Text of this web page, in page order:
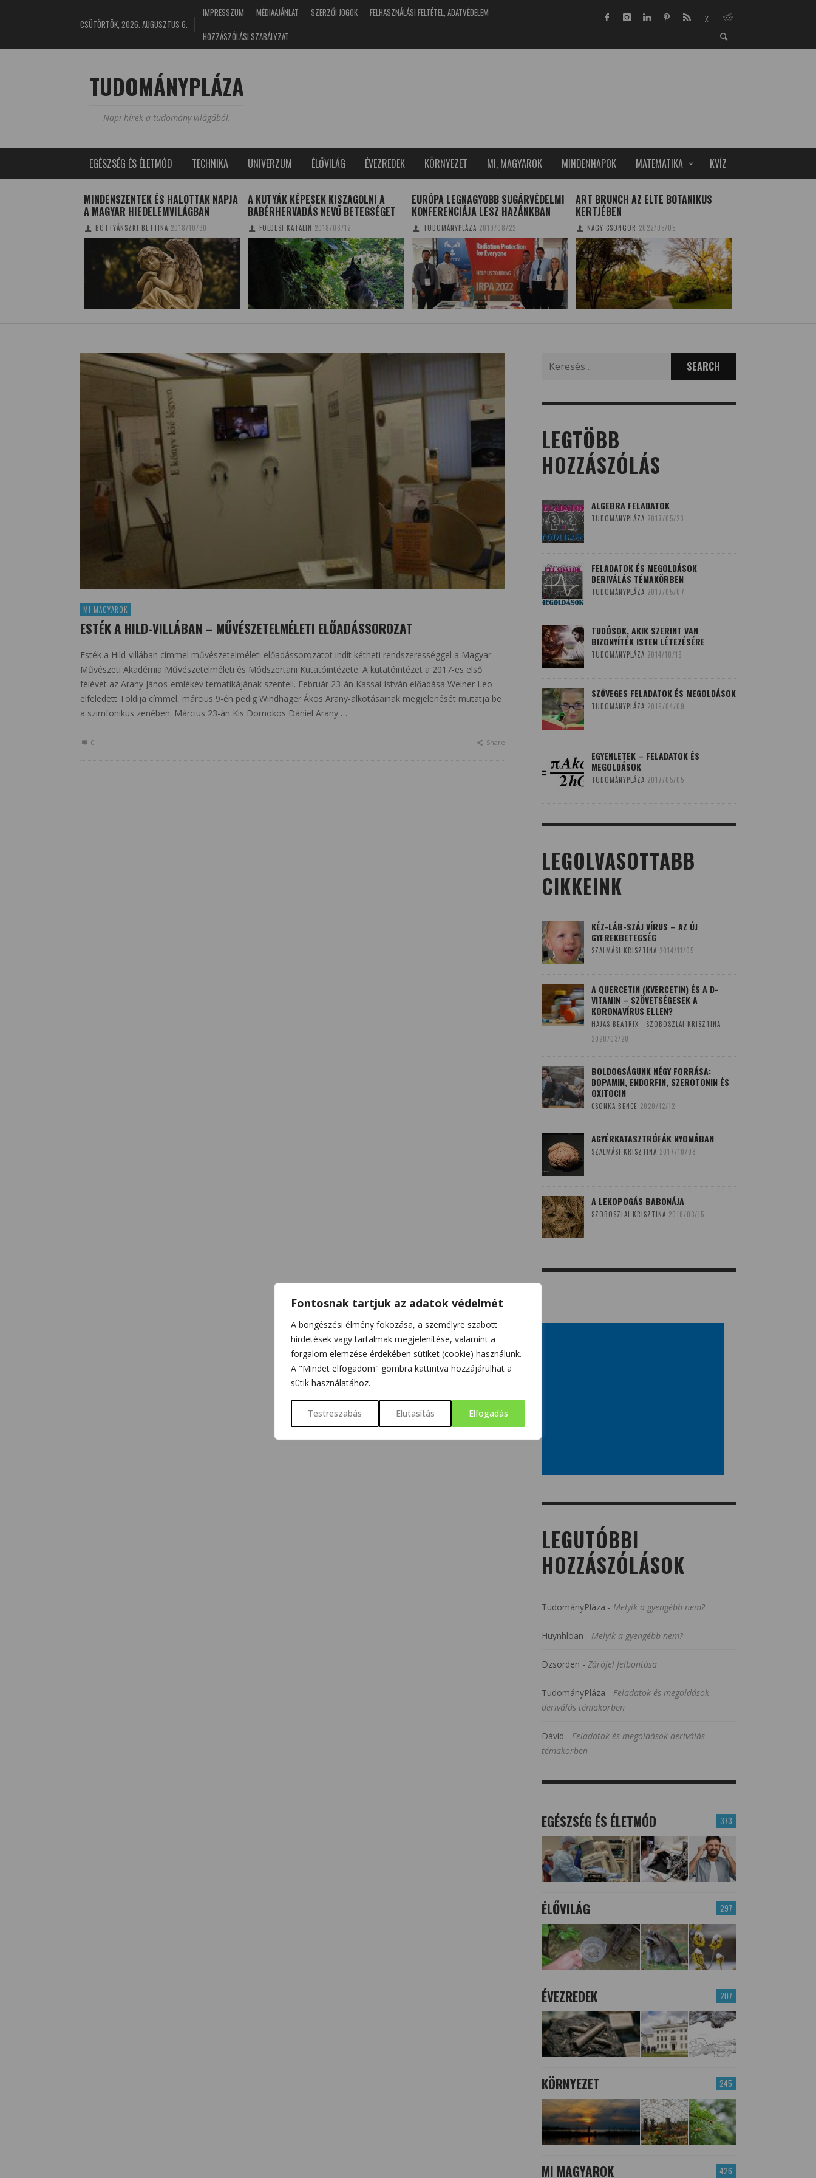
Fontosnak tartjuk az adatok védelmét
A böngészési élmény fokozása, a személyre szabott
hirdetések vagy tartalmak megjelenítése, valamint a
forgalom elemzése érdekében sütiket (cookie) használunk.
A "Mindet elfogadom" gombra kattintva hozzájárulhat a
sütik használatához.
Testreszabás Elutasítás Elfogadás
CSÜTÖRTÖK, 2026. AUGUSZTUS 6.
IMPRESSZUM MÉDIAAJÁNLAT SZERZŐI JOGOK
FELHASZNÁLÁSI FELTÉTEL, ADATVÉDELEM
HOZZÁSZÓLÁSI SZABÁLYZAT
TUDOMÁNYPLÁZA
Napi hírek a tudomány világából.
EGÉSZSÉG ÉS ÉLETMÓD TECHNIKA UNIVERZUM ÉLŐVILÁG ÉVEZREDEK KÖRNYEZET MI, MAGYAROK MINDENNAPOK MATEMATIKA KVÍZ
MINDENSZENTEK ÉS HALOTTAK NAPJA
A MAGYAR HIEDELEMVILÁGBAN
BOTTYÁNSZKI BETTINA 2018/10/30
A KUTYÁK KÉPESEK KISZAGOLNI A
BABÉRHERVADÁS NEVŰ BETEGSÉGET
FÖLDESI KATALIN 2018/06/12
EURÓPA LEGNAGYOBB SUGÁRVÉDELMI
KONFERENCIÁJA LESZ HAZÁNKBAN
TUDOMÁNYPLÁZA 2019/08/22
ART BRUNCH AZ ELTE BOTANIKUS
KERTJÉBEN
NAGY CSONGOR 2022/05/05
MI MAGYAROK
ESTÉK A HILD-VILLÁBAN – MŰVÉSZETELMÉLETI ELŐADÁSSOROZAT
Esték a Hild-villában címmel művészetelméleti előadássorozatot indít kétheti rendszerességgel a Magyar
Művészeti Akadémia Művészetelméleti és Módszertani Kutatóintézete. A kutatóintézet a 2017-es első
félévet az Arany János-emlékév tematikájának szenteli. Február 23-án Kassai István előadása Weiner Leo
elfeledett Toldija címmel, március 9-én pedig Windhager Ákos Arany-alkotásainak megjelenését mutatja be
a szimfonikus zenében. Március 23-án Kis Domokos Dániel Arany …
0 Share
for:
LEGTÖBB
HOZZÁSZÓLÁS
ALGEBRA FELADATOK
TUDOMÁNYPLÁZA 2017/05/23
FELADATOK ÉS MEGOLDÁSOK
DERIVÁLÁS TÉMAKÖRBEN
TUDOMÁNYPLÁZA 2017/05/07
TUDÓSOK, AKIK SZERINT VAN
BIZONYÍTÉK ISTEN LÉTEZÉSÉRE
TUDOMÁNYPLÁZA 2014/10/19
SZÖVEGES FELADATOK ÉS MEGOLDÁSOK
TUDOMÁNYPLÁZA 2019/04/09
EGYENLETEK – FELADATOK ÉS
MEGOLDÁSOK
TUDOMÁNYPLÁZA 2017/05/05
LEGOLVASOTTABB
CIKKEINK
KÉZ-LÁB-SZÁJ VÍRUS – AZ ÚJ
GYEREKBETEGSÉG
SZALMÁSI KRISZTINA 2014/11/05
A QUERCETIN (KVERCETIN) ÉS A D-
VITAMIN – SZÖVETSÉGESEK A
KORONAVÍRUS ELLEN?
HAJAS BEATRIX - SZOBOSZLAI KRISZTINA
2020/03/20
BOLDOGSÁGUNK NÉGY FORRÁSA:
DOPAMIN, ENDORFIN, SZEROTONIN ÉS
OXITOCIN
CSONKA BENCE 2020/12/12
AGYÉRKATASZTRÓFÁK NYOMÁBAN
SZALMÁSI KRISZTINA 2017/10/08
A LEKOPOGÁS BABONÁJA
SZOBOSZLAI KRISZTINA 2018/03/15
LEGUTÓBBI
HOZZÁSZÓLÁSOK
TudományPláza - Melyik a gyengébb nem?
Huynhloan - Melyik a gyengébb nem?
Dzsorden - Zárójel felbontása
TudományPláza - Feladatok és megoldások
deriválás témakörben
Dávid - Feladatok és megoldások deriválás
témakörben
373
EGÉSZSÉG ÉS ÉLETMÓD
297
ÉLŐVILÁG
207
ÉVEZREDEK
245
KÖRNYEZET
426
MI MAGYAROK